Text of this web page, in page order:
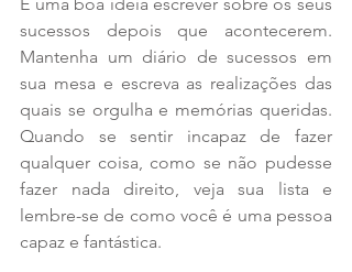
É uma boa ideia escrever sobre os seus
sucessos depois que acontecerem.
Mantenha um diário de sucessos em
sua mesa e escreva as realizações das
quais se orgulha e memórias queridas.
Quando se sentir incapaz de fazer
qualquer coisa, como se não pudesse
fazer nada direito, veja sua lista e
lembre-se de como você é uma pessoa
capaz e fantástica.